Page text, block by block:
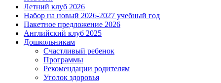
Летний клуб 2026
Набор на новый 2026-2027 учебный год
Пакетное предложение 2026
Английский клуб 2025
Дошкольникам
Счастливый ребенок
Программы
Рекомендации родителям
Уголок здоровья